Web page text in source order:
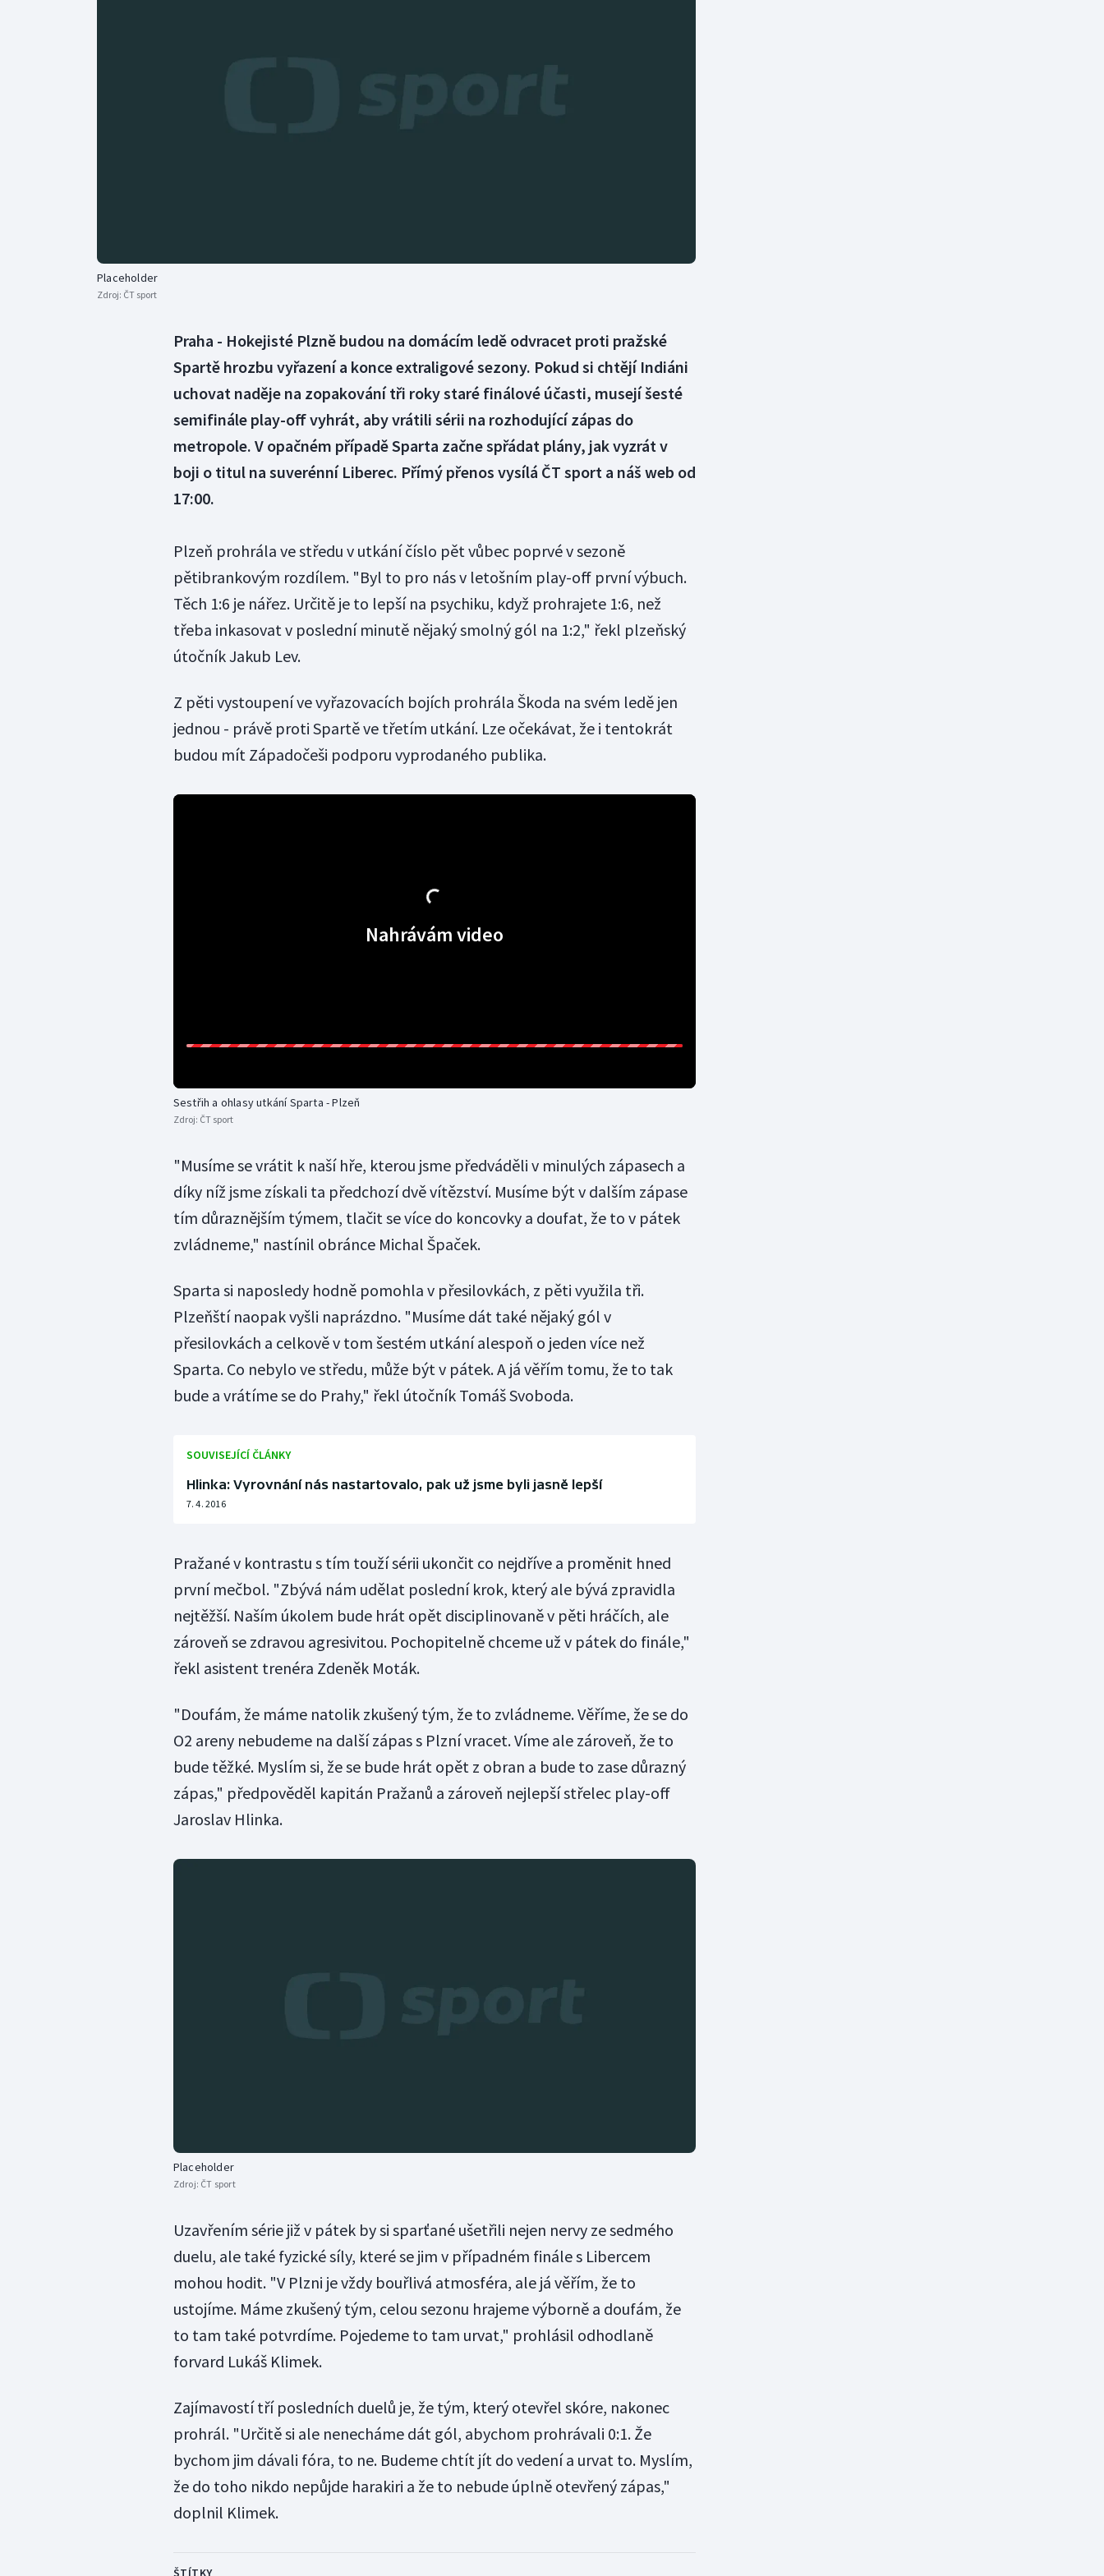
Placeholder
Zdroj: ČT sport
Praha - Hokejisté Plzně budou na domácím ledě odvracet proti pražské
Spartě hrozbu vyřazení a konce extraligové sezony. Pokud si chtějí Indiáni
uchovat naděje na zopakování tři roky staré finálové účasti, musejí šesté
semifinále play-off vyhrát, aby vrátili sérii na rozhodující zápas do
metropole. V opačném případě Sparta začne spřádat plány, jak vyzrát v
boji o titul na suverénní Liberec. Přímý přenos vysílá ČT sport a náš web od
17:00.
Plzeň prohrála ve středu v utkání číslo pět vůbec poprvé v sezoně
pětibrankovým rozdílem. "Byl to pro nás v letošním play-off první výbuch.
Těch 1:6 je nářez. Určitě je to lepší na psychiku, když prohrajete 1:6, než
třeba inkasovat v poslední minutě nějaký smolný gól na 1:2," řekl plzeňský
útočník Jakub Lev.
Z pěti vystoupení ve vyřazovacích bojích prohrála Škoda na svém ledě jen
jednou - právě proti Spartě ve třetím utkání. Lze očekávat, že i tentokrát
budou mít Západočeši podporu vyprodaného publika.
Nahrávám video
Sestřih a ohlasy utkání Sparta - Plzeň
Zdroj: ČT sport
"Musíme se vrátit k naší hře, kterou jsme předváděli v minulých zápasech a
díky níž jsme získali ta předchozí dvě vítězství. Musíme být v dalším zápase
tím důraznějším týmem, tlačit se více do koncovky a doufat, že to v pátek
zvládneme," nastínil obránce Michal Špaček.
Sparta si naposledy hodně pomohla v přesilovkách, z pěti využila tři.
Plzeňští naopak vyšli naprázdno. "Musíme dát také nějaký gól v
přesilovkách a celkově v tom šestém utkání alespoň o jeden více než
Sparta. Co nebylo ve středu, může být v pátek. A já věřím tomu, že to tak
bude a vrátíme se do Prahy," řekl útočník Tomáš Svoboda.
SOUVISEJÍCÍ ČLÁNKY
Hlinka: Vyrovnání nás nastartovalo, pak už jsme byli jasně lepší
7. 4. 2016
Pražané v kontrastu s tím touží sérii ukončit co nejdříve a proměnit hned
první mečbol. "Zbývá nám udělat poslední krok, který ale bývá zpravidla
nejtěžší. Naším úkolem bude hrát opět disciplinovaně v pěti hráčích, ale
zároveň se zdravou agresivitou. Pochopitelně chceme už v pátek do finále,"
řekl asistent trenéra Zdeněk Moták.
"Doufám, že máme natolik zkušený tým, že to zvládneme. Věříme, že se do
O2 areny nebudeme na další zápas s Plzní vracet. Víme ale zároveň, že to
bude těžké. Myslím si, že se bude hrát opět z obran a bude to zase důrazný
zápas," předpověděl kapitán Pražanů a zároveň nejlepší střelec play-off
Jaroslav Hlinka.
Placeholder
Zdroj: ČT sport
Uzavřením série již v pátek by si sparťané ušetřili nejen nervy ze sedmého
duelu, ale také fyzické síly, které se jim v případném finále s Libercem
mohou hodit. "V Plzni je vždy bouřlivá atmosféra, ale já věřím, že to
ustojíme. Máme zkušený tým, celou sezonu hrajeme výborně a doufám, že
to tam také potvrdíme. Pojedeme to tam urvat," prohlásil odhodlaně
forvard Lukáš Klimek.
Zajímavostí tří posledních duelů je, že tým, který otevřel skóre, nakonec
prohrál. "Určitě si ale nenecháme dát gól, abychom prohrávali 0:1. Že
bychom jim dávali fóra, to ne. Budeme chtít jít do vedení a urvat to. Myslím,
že do toho nikdo nepůjde harakiri a že to nebude úplně otevřený zápas,"
doplnil Klimek.
ŠTÍTKY